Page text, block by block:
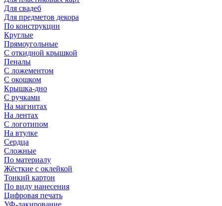
Для свадеб
Для предметов декора
По конструкции
Круглые
Прямоугольные
С откидной крышкой
Пеналы
С ложементом
С окошком
Крышка-дно
С ручками
На магнитах
На лентах
С логотипом
На втулке
Сердца
Сложные
По материалу
Жёсткие с оклейкой
Тонкий картон
По виду нанесения
Цифровая печать
УФ-лакирование